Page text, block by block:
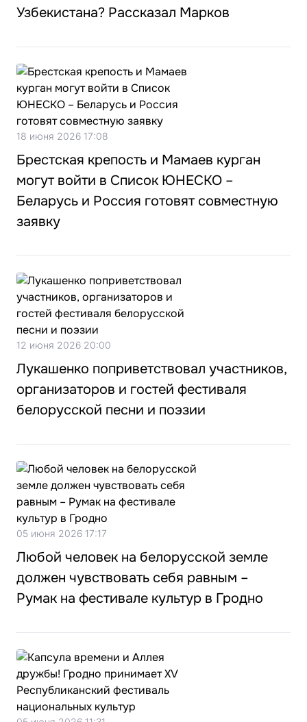
Узбекистана? Рассказал Марков
18 июня 2026 17:08
Брестская крепость и Мамаев курган
могут войти в Список ЮНЕСКО –
Беларусь и Россия готовят совместную
заявку
12 июня 2026 20:00
Лукашенко поприветствовал участников,
организаторов и гостей фестиваля
белорусской песни и поэзии
05 июня 2026 17:17
Любой человек на белорусской земле
должен чувствовать себя равным –
Румак на фестивале культур в Гродно